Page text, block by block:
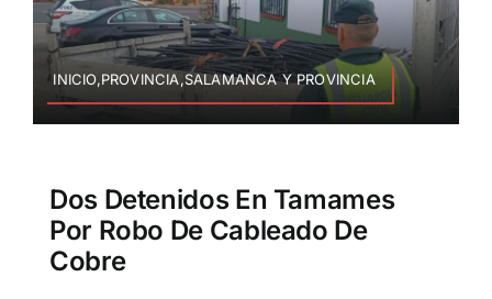
INICIO,PROVINCIA,SALAMANCA Y PROVINCIA
Dos Detenidos En Tamames
Por Robo De Cableado De
Cobre